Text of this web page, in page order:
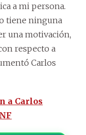
a mi persona.
tiene ninguna
una motivación,
respecto a
Carlos
a Carlos